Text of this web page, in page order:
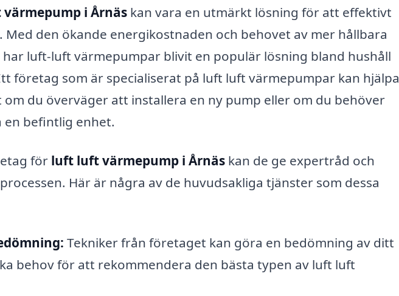
i Årnäs kan vara en utmärkt lösning för att effektivt
den ökande energikostnaden och behovet av mer hållbara
luft-luft värmepumpar blivit en populär lösning bland hushåll
företag som är specialiserat på luft luft värmepumpar kan hjälpa
du överväger att installera en ny pump eller om du behöver
en befintlig enhet.
för luft luft värmepump i Årnäs kan de ge expertråd och
Här är några av de huvudsakliga tjänster som dessa
Tekniker från företaget kan göra en bedömning av ditt
behov för att rekommendera den bästa typen av luft luft